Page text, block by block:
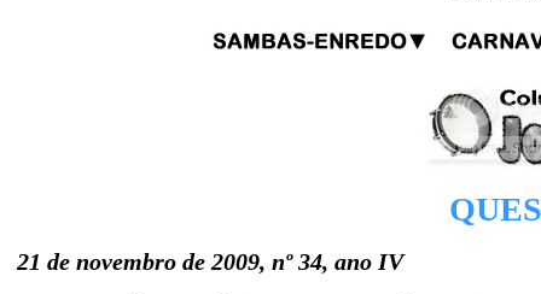
21 de novembro de 2009, nº 34, ano IV